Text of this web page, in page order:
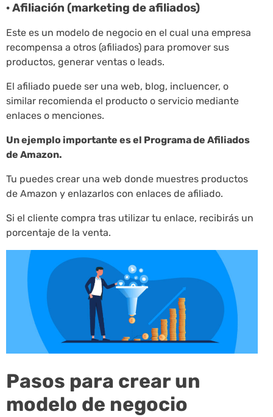
· Afiliación (marketing de afiliados)
Este es un modelo de negocio en el cual una empresa
recompensa a otros (afiliados) para promover sus
productos, generar ventas o leads.
El afiliado puede ser una web, blog, incluencer, o
similar recomienda el producto o servicio mediante
enlaces o menciones.
Un ejemplo importante es el Programa de Afiliados
de Amazon.
Tu puedes crear una web donde muestres productos
de Amazon y enlazarlos con enlaces de afiliado.
Si el cliente compra tras utilizar tu enlace, recibirás un
porcentaje de la venta.
Pasos para crear un
modelo de negocio